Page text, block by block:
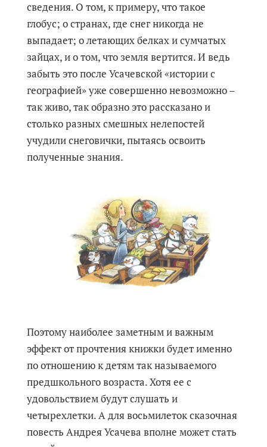
сведения. О том, к примеру, что такое
глобус; о странах, где снег никогда не
выпадает; о летающих белках и сумчатых
зайцах, и о том, что земля вертится. И ведь
забыть это после Усачевской «истории с
географией» уже совершенно невозможно –
так живо, так образно это рассказано и
столько разных смешных нелепостей
учудили снеговички, пытаясь освоить
полученные знания.
Поэтому наиболее заметным и важным
эффект от прочтения книжки будет именно
по отношению к детям так называемого
предшкольного возраста. Хотя ее с
удовольствием будут слушать и
четырехлетки. А для восьмилеток сказочная
повесть Андрея Усачева вполне может стать